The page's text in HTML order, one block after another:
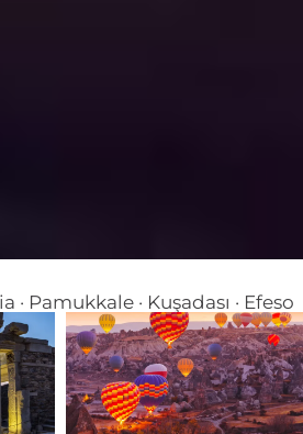
· Pamukkale · Kuşadası · Efeso